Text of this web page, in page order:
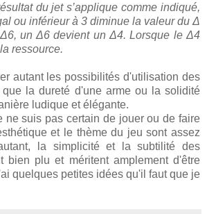
du jet s’applique comme indiqué,
ou inférieur à 3 diminue la valeur du Δ
un Δ6 devient un Δ4. Lorsque le Δ4
ressource.
autant les possibilités d'utilisation des
que la dureté d'une arme ou la solidité
ludique et élégante.
ne suis pas certain de jouer ou de faire
et le thème du jeu sont assez
la simplicité et la subtilité des
bien plu et méritent amplement d'être
quelques petites idées qu'il faut que je